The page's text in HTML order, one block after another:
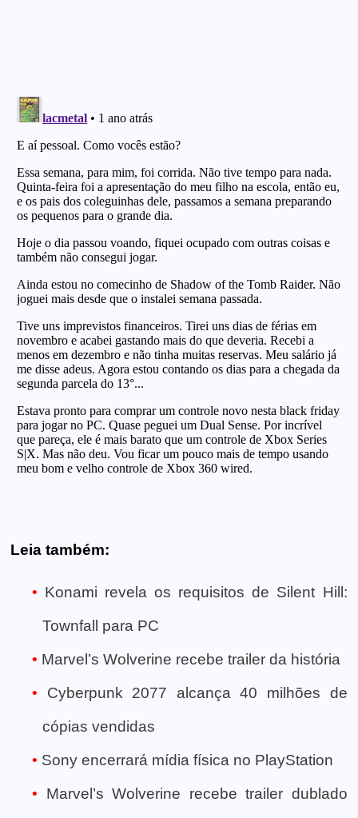
Leia também:
Konami revela os requisitos de Silent Hill:
Townfall para PC
Marvel’s Wolverine recebe trailer da história
Cyberpunk 2077 alcança 40 milhões de
cópias vendidas
Sony encerrará mídia física no PlayStation
Marvel’s Wolverine recebe trailer dublado